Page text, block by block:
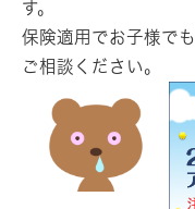
す。
保険適用でお子様で
ご相談ください。